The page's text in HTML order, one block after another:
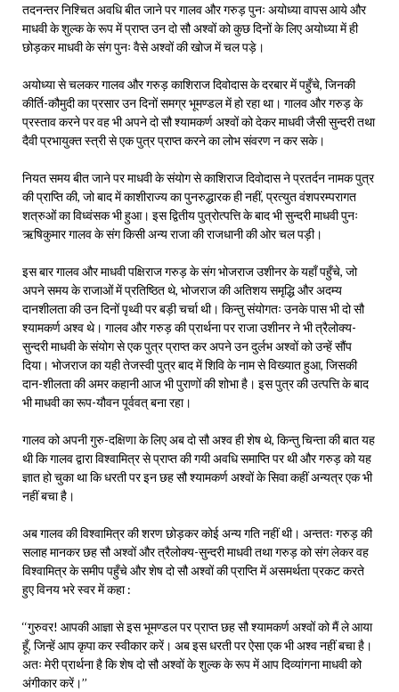
तदनन्तर निश्चित अवधि बीत जाने पर गालव और गरुड़ पुनः अयोध्या वापस आये और
माधवी के शुल्क के रूप में प्राप्त उन दो सौ अश्वों को कुछ दिनों के लिए अयोध्या में ही
छोड़कर माधवी के संग पुनः वैसे अश्वों की खोज में चल पड़े।
अयोध्या से चलकर गालव और गरुड़ काशिराज दिवोदास के दरबार में पहुँचे, जिनकी
कीर्ति-कौमुदी का प्रसार उन दिनों समग्र भूमण्डल में हो रहा था। गालव और गरुड़ के
प्रस्ताव करने पर वह भी अपने दो सौ श्यामकर्ण अश्वों को देकर माधवी जैसी सुन्दरी तथा
दैवी प्रभायुक्त स्त्री से एक पुत्र प्राप्त करने का लोभ संवरण न कर सके।
नियत समय बीत जाने पर माधवी के संयोग से काशिराज दिवोदास ने प्रतर्दन नामक पुत्र
की प्राप्ति की, जो बाद में काशीराज्य का पुनरुद्धारक ही नहीं, प्रत्युत वंशपरम्परागत
शत्रुओं का विध्वंसक भी हुआ। इस द्वितीय पुत्रोत्पत्ति के बाद भी सुन्दरी माधवी पुनः
ऋषिकुमार गालव के संग किसी अन्य राजा की राजधानी की ओर चल पड़ी।
इस बार गालव और माधवी पक्षिराज गरुड़ के संग भोजराज उशीनर के यहाँ पहुँचे, जो
अपने समय के राजाओं में प्रतिष्ठित थे, भोजराज की अतिशय समृद्धि और अदम्य
दानशीलता की उन दिनों पृथ्वी पर बड़ी चर्चा थी। किन्तु संयोगतः उनके पास भी दो सौ
श्यामकर्ण अश्व थे। गालव और गरुड़ की प्रार्थना पर राजा उशीनर ने भी त्रैलोक्य-
सुन्दरी माधवी के संयोग से एक पुत्र प्राप्त कर अपने उन दुर्लभ अश्वों को उन्हें सौंप
दिया। भोजराज का यही तेजस्वी पुत्र बाद में शिवि के नाम से विख्यात हुआ, जिसकी
दान-शीलता की अमर कहानी आज भी पुराणों की शोभा है। इस पुत्र की उत्पत्ति के बाद
भी माधवी का रूप-यौवन पूर्ववत् बना रहा।
गालव को अपनी गुरु-दक्षिणा के लिए अब दो सौ अश्व ही शेष थे, किन्तु चिन्ता की बात यह
थी कि गालव द्वारा विश्वामित्र से प्राप्त की गयी अवधि समाप्ति पर थी और गरुड़ को यह
ज्ञात हो चुका था कि धरती पर इन छह सौ श्यामकर्ण अश्वों के सिवा कहीं अन्यत्र एक भी
नहीं बचा है।
अब गालव की विश्वामित्र की शरण छोड़कर कोई अन्य गति नहीं थी। अन्ततः गरुड़ की
सलाह मानकर छह सौ अश्वों और त्रैलोक्य-सुन्दरी माधवी तथा गरुड़ को संग लेकर वह
विश्वामित्र के समीप पहुँचे और शेष दो सौ अश्वों की प्राप्ति में असमर्थता प्रकट करते
हुए विनय भरे स्वर में कहा :
‘‘गुरुवर! आपकी आज्ञा से इस भूमण्डल पर प्राप्त छह सौ श्यामकर्ण अश्वों को मैं ले आया
हूँ, जिन्हें आप कृपा कर स्वीकार करें। अब इस धरती पर ऐसा एक भी अश्व नहीं बचा है।
अतः मेरी प्रार्थना है कि शेष दो सौ अश्वों के शुल्क के रूप में आप दिव्यांगना माधवी को
अंगीकार करें।’’